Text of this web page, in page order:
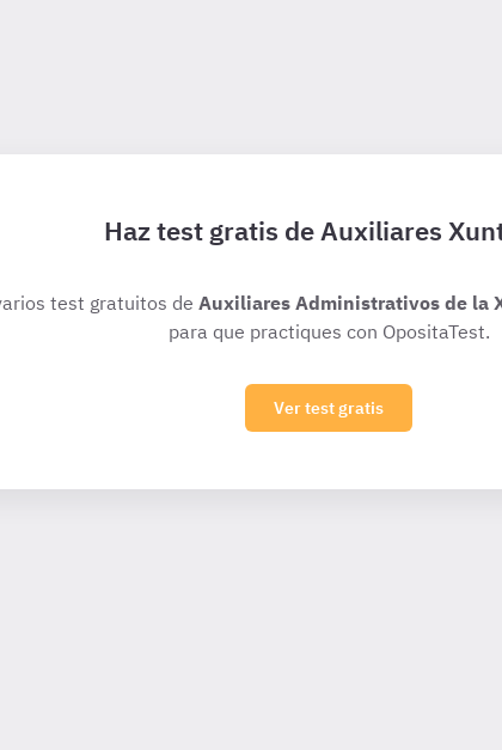
Haz test gratis de Auxiliares
test gratuitos de Auxiliares Administrativos de la
para que practiques con OpositaTest.
Ver test gratis